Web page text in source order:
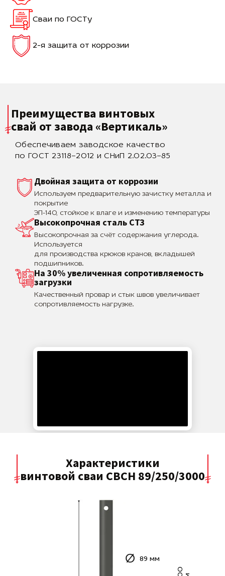
Сваи по ГОСТу
2-я защита от коррозии
Преимущества винтовых
свай от завода «Вертикаль»
Обеспечиваем заводское качество
по ГОСТ 23118–2012 и СНиП 2.02.03–85
Двойная защита от коррозии
Используем предварительную зачистку металла и
покрытие
ЭП-140, стойкое к влаге и изменению температуры
Высокопрочная сталь СТЗ
Высокопрочная за счёт содержания углерода.
Используется
для производства крюков кранов, вкладышей
подшипников.
На 30% увеличенная сопротивляемость
загрузки
Качественный провар и стык швов увеличивает
сопротивляемость нагрузке.
Характеристики
винтовой сваи СВСН 89/250/3000
89 мм